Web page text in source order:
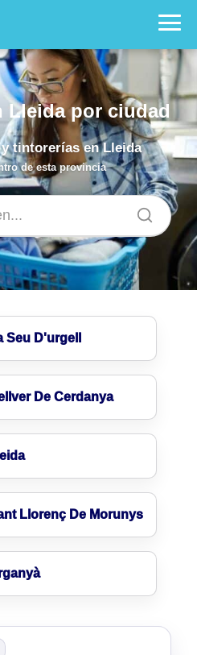
Lleida por ciudad
tintorerías en Lleida
de esta provincia
Seu D'urgell
De Cerdanya
Llorenç De Morunys